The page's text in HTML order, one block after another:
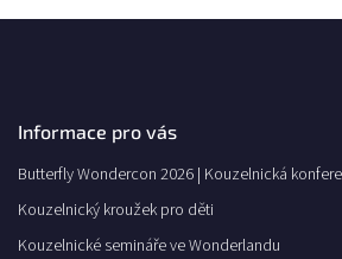
Informace pro vás
Butterfly Wondercon 2026 | Kouzelnická
Kouzelnický kroužek pro děti
Kouzelnické semináře ve Wonderlandu